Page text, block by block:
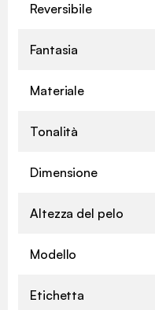
Reversibile
Fantasia
Materiale
Tonalità
Dimensione
Altezza del pelo
Modello
Etichetta